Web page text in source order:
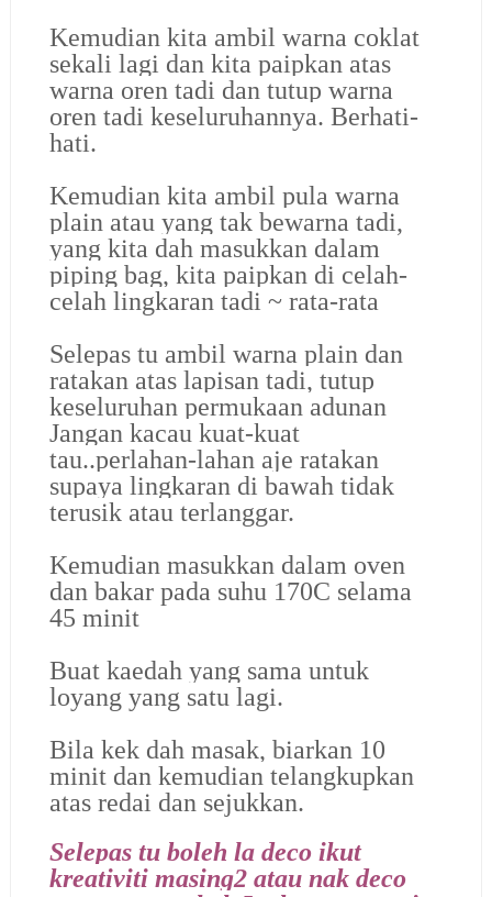
Kemudian kita ambil warna coklat
sekali lagi dan kita paipkan atas
warna oren tadi dan tutup warna
oren tadi keseluruhannya. Berhati-
hati.
Kemudian kita ambil pula warna
plain atau yang tak bewarna tadi,
yang kita dah masukkan dalam
piping bag, kita paipkan di celah-
celah lingkaran tadi ~ rata-rata
Selepas tu ambil warna plain dan
ratakan atas lapisan tadi, tutup
keseluruhan permukaan adunan
Jangan kacau kuat-kuat
tau..perlahan-lahan aje ratakan
supaya lingkaran di bawah tidak
terusik atau terlanggar.
Kemudian masukkan dalam oven
dan bakar pada suhu 170C selama
45 minit
Buat kaedah yang sama untuk
loyang yang satu lagi.
Bila kek dah masak, biarkan 10
minit dan kemudian telangkupkan
atas redai dan sejukkan.
Selepas tu boleh la deco ikut
kreativiti masing2 atau nak deco